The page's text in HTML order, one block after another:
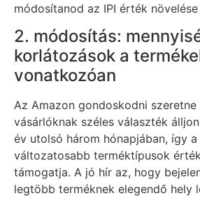
módosítanod az IPI érték
2. módosítás:
korlátozások a
vonatkozóan
Az Amazon gondoskodni
vásárlóknak széles választék
év utolsó három hónapjában, így a
változatosabb terméktípusok
támogatja. A jó hír az, hogy
legtöbb terméknek elegendő hely